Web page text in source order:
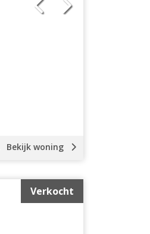
Bekijk woning
Verkocht